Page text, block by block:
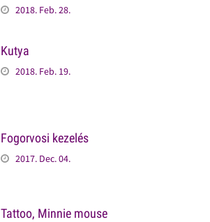
2018. Feb. 28.
Kutya
2018. Feb. 19.
Fogorvosi kezelés
2017. Dec. 04.
Tattoo, Minnie mouse